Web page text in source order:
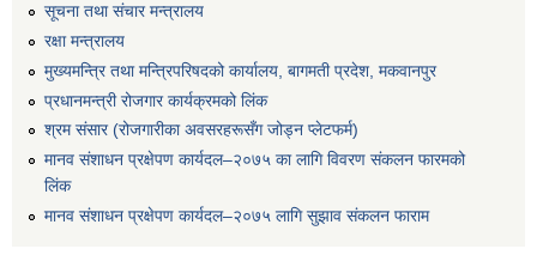
सूचना तथा संचार मन्त्रालय
रक्षा मन्त्रालय
मुख्यमन्त्रि तथा मन्त्रिपरिषदको कार्यालय, बागमती प्रदेश, मकवानपुर
प्रधानमन्त्री रोजगार कार्यक्रमको लिंक
श्रम संसार (रोजगारीका अवसरहरूसँग जोड्न प्लेटफर्म)
मानव संशाधन प्रक्षेपण कार्यदल–२०७५ का लागि विवरण संकलन फारमको
लिंक
मानव संशाधन प्रक्षेपण कार्यदल–२०७५ लागि सुझाव संकलन फाराम